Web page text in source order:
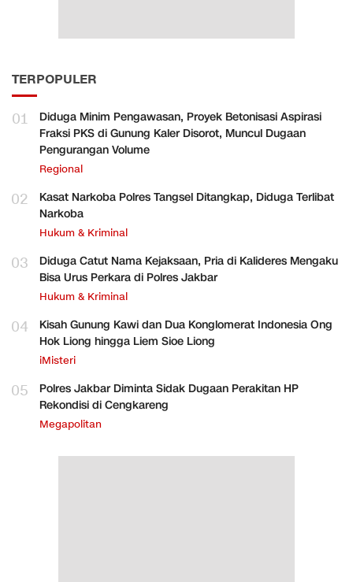
TERPOPULER
01
Diduga Minim Pengawasan, Proyek Betonisasi Aspirasi
Fraksi PKS di Gunung Kaler Disorot, Muncul Dugaan
Pengurangan Volume
Regional
02
Kasat Narkoba Polres Tangsel Ditangkap, Diduga Terlibat
Narkoba
Hukum & Kriminal
03
Diduga Catut Nama Kejaksaan, Pria di Kalideres Mengaku
Bisa Urus Perkara di Polres Jakbar
Hukum & Kriminal
04
Kisah Gunung Kawi dan Dua Konglomerat Indonesia Ong
Hok Liong hingga Liem Sioe Liong
iMisteri
05
Polres Jakbar Diminta Sidak Dugaan Perakitan HP
Rekondisi di Cengkareng
Megapolitan